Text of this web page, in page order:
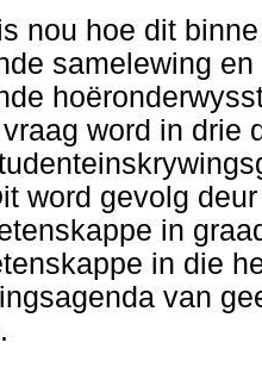
nou hoe dit
samelewing
word in drie
word gevolg
in
in die
van